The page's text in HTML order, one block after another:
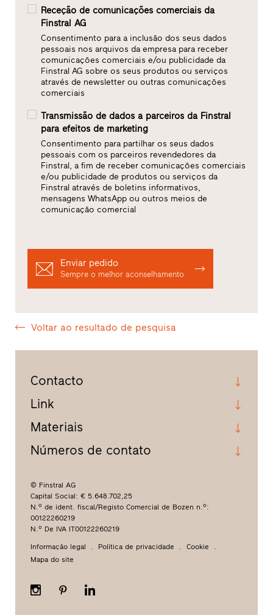
Receção de comunicações comerciais da
Finstral AG
Consentimento para a inclusão dos seus dados
pessoais nos arquivos da empresa para receber
comunicações comerciais e/ou publicidade da
Finstral AG sobre os seus produtos ou serviços
através de newsletter ou outras comunicações
comerciais
Transmissão de dados a parceiros da Finstral
para efeitos de marketing
Consentimento para partilhar os seus dados
pessoais com os parceiros revendedores da
Finstral, a fim de receber comunicações comerciais
e/ou publicidade de produtos ou serviços da
Finstral através de boletins informativos,
mensagens WhatsApp ou outros meios de
comunicação comercial
Enviar pedido
Sempre o melhor aconselhamento
Voltar ao resultado de pesquisa
Contacto
Link
Materiais
Números de contato
© Finstral AG
Capital Social: € 5.648.702,25
N.º de ident. fiscal/Registo Comercial de Bozen n.º:
00122260219
N.º De IVA IT00122260219
Informação legal Política de privacidade
Cookie
Mapa do site